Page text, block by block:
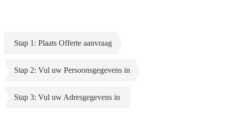
Stap 1: Plaats Offerte aanvraag
Stap 2: Vul uw Persoonsgegevens in
Stap 3: Vul uw Adresgegevens in